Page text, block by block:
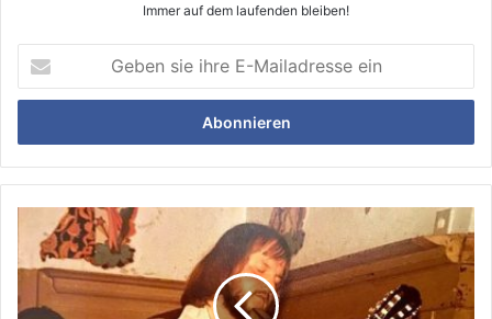
Immer auf dem laufenden bleiben!
sie
ihre
Mailadresse
ein
Fesl
unterm
Herrgotts-
Kreuz